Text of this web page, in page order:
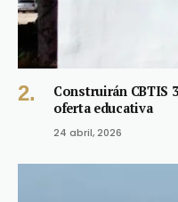
Construirán CBTIS
oferta educativa
24 abril, 2026